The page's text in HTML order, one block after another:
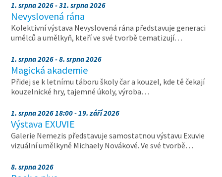
1. srpna 2026 - 31. srpna 2026
Nevyslovená rána
Kolektivní výstava Nevyslovená rána představuje generaci
umělců a umělkyň, kteří ve své tvorbě tematizují…
1. srpna 2026 - 8. srpna 2026
Magická akademie
Přidej se k letnímu táboru školy čar a kouzel, kde tě čekají
kouzelnické hry, tajemné úkoly, výroba…
1. srpna 2026 18:00 - 19. září 2026
Výstava EXUVIE
Galerie Nemezis představuje samostatnou výstavu Exuvie
vizuální umělkyně Michaely Novákové. Ve své tvorbě…
8. srpna 2026